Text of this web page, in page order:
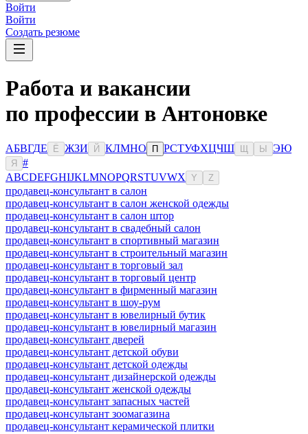
Войти
Войти
Создать резюме
Работа и вакансии
по профессии в Антоновке
АБВГДЕ Ё ЖЗИ Й КЛМНО П РСТУФХЦЧШ Ы ЭЮ
Я
#
ABCDEFGHIJKLMNOPQRSTUVWX Y Z
продавец-консультант в салон
продавец-консультант в салон женской одежды
продавец-консультант в салон штор
продавец-консультант в свадебный салон
продавец-консультант в спортивный магазин
продавец-консультант в строительный магазин
продавец-консультант в торговый зал
продавец-консультант в торговый центр
продавец-консультант в фирменный магазин
продавец-консультант в шоу-рум
продавец-консультант в ювелирный бутик
продавец-консультант в ювелирный магазин
продавец-консультант дверей
продавец-консультант детской обуви
продавец-консультант детской одежды
продавец-консультант дизайнерской одежды
продавец-консультант женской одежды
продавец-консультант запасных частей
продавец-консультант зоомагазина
продавец-консультант керамической плитки